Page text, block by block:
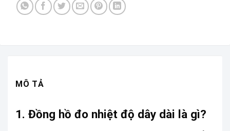
MÔ TẢ
1. Đồng hồ đo nhiệt độ dây dài là gì?